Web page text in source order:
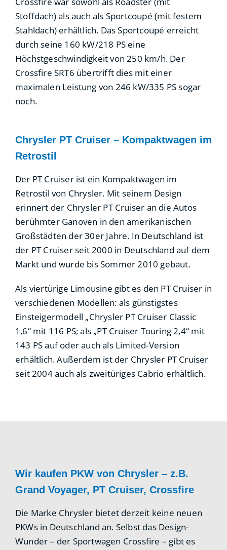
Stoffdach) als auch als Sportcoupé (mit festem
Stahldach) erhältlich. Das Sportcoupé erreicht
durch seine 160 kW/218 PS eine
Höchstgeschwindigkeit von 250 km/h. Der
Crossfire SRT6 übertrifft dies mit einer
maximalen Leistung von 246 kW/335 PS sogar
noch.
Chrysler PT Cruiser – Kompaktwagen im
Retrostil
Der PT Cruiser ist ein Kompaktwagen im
Retrostil von Chrysler. Mit seinem Design
erinnert der Chrysler PT Cruiser an die Autos
berühmter Ganoven in den amerikanischen
Großstädten der 30er Jahre. In Deutschland ist
der PT Cruiser seit 2000 in Deutschland auf dem
Markt und wurde bis Sommer 2010 gebaut.
Als viertürige Limousine gibt es den PT Cruiser in
verschiedenen Modellen: als günstigstes
Einsteigermodell „Chrysler PT Cruiser Classic
1,6“ mit 116 PS; als „PT Cruiser Touring 2,4“ mit
143 PS auf oder auch als Limited-Version
erhältlich. Außerdem ist der Chrysler PT Cruiser
seit 2004 auch als zweitüriges Cabrio erhältlich.
Wir kaufen PKW von Chrysler – z.B.
Grand Voyager, PT Cruiser, Crossfire
Die Marke Chrysler bietet derzeit keine neuen
PKWs in Deutschland an. Selbst das Design-
Wunder – der Sportwagen Crossfire – gibt es